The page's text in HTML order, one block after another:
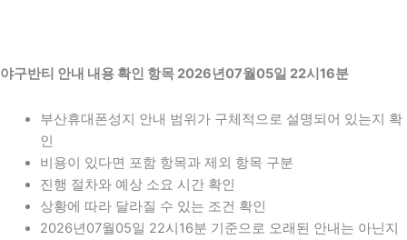
야구반티 안내 내용 확인 항목 2026년07월05일 22시16분
부산휴대폰성지 안내 범위가 구체적으로 설명되어 있는지 확
인
비용이 있다면 포함 항목과 제외 항목 구분
진행 절차와 예상 소요 시간 확인
상황에 따라 달라질 수 있는 조건 확인
2026년07월05일 22시16분 기준으로 오래된 안내는 아닌지